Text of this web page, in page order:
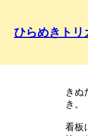
ひらめきトリ
きぬ
き。
看板